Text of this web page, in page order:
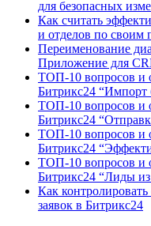
для безопасных
Как считать
и отделов по своим
Переименование
Приложение для
ТОП-10 вопросов и
Битрикс24 “Импорт
ТОП-10 вопросов и
Битрикс24
ТОП-10 вопросов и
Битрикс24
ТОП-10 вопросов и
Битрикс24 “Лиды из
Как контролировать
заявок в Битрикс24